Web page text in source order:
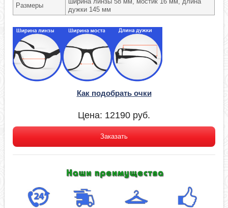
Размеры
дужки 145 мм
Как подобрать очки
Цена: 12190 руб.
Заказать